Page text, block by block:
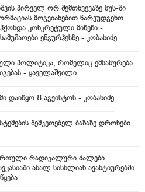
პირველ ორ შემთხვევაზე სუს-ში
მოგვიანებით წარვუდგენთ
ჰქონდა კონკრეტული მიზეზი -
ენგურჰესზე - კობახიძე
პოლიტიკა, რომელიც ემსახურება
- ყაველაშვილი
დაიწყო 8 აგვისტოს - კობახიძე
შემკეთებელ ბაზაზე დრონები
რადიკალური ძალები
ახალ სისხლიან ავანტიურებში